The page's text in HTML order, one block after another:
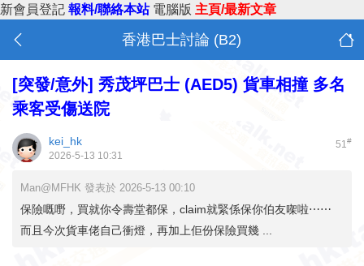
新會員登記 報料/聯絡本站 電腦版 主頁/最新文章
香港巴士討論 (B2)
[突發/意外] 秀茂坪巴士 (AED5) 貨車相撞 多名
乘客受傷送院
51#
kei_hk
2026-5-13 10:31
Man@MFHK 發表於 2026-5-13 00:10
保險嘅嘢，買就你令壽堂都保，claim就緊係保你伯友㗎啦⋯⋯
而且今次貨車佬自己衝燈，再加上佢份保險買幾 ...